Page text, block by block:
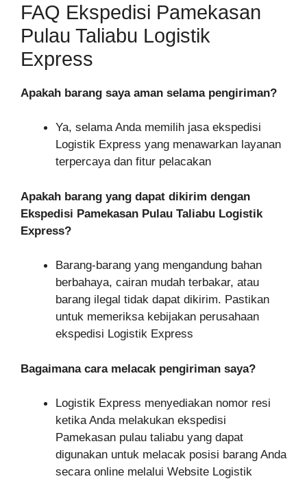
FAQ Ekspedisi Pamekasan
Pulau Taliabu Logistik
Express
Apakah barang saya aman selama pengiriman?
Ya, selama Anda memilih jasa ekspedisi
Logistik Express yang menawarkan layanan
terpercaya dan fitur pelacakan
Apakah barang yang dapat dikirim dengan
Ekspedisi Pamekasan Pulau Taliabu Logistik
Express?
Barang-barang yang mengandung bahan
berbahaya, cairan mudah terbakar, atau
barang ilegal tidak dapat dikirim. Pastikan
untuk memeriksa kebijakan perusahaan
ekspedisi Logistik Express
Bagaimana cara melacak pengiriman saya?
Logistik Express menyediakan nomor resi
ketika Anda melakukan ekspedisi
Pamekasan pulau taliabu yang dapat
digunakan untuk melacak posisi barang Anda
secara online melalui Website Logistik